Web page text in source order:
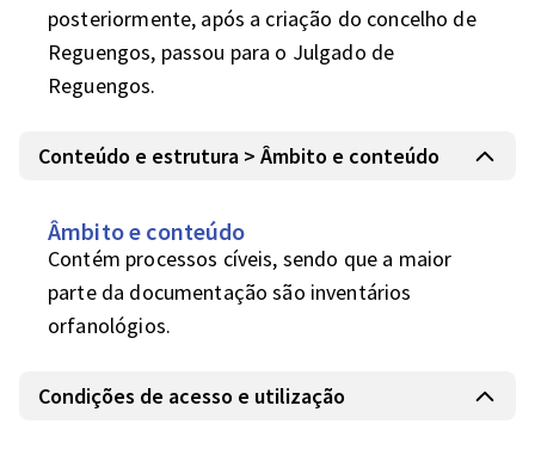
posteriormente, após a criação do concelho de
Reguengos, passou para o Julgado de
Reguengos.
Conteúdo e estrutura > Âmbito e conteúdo
Âmbito e conteúdo
Contém processos cíveis, sendo que a maior
parte da documentação são inventários
orfanológios.
Condições de acesso e utilização